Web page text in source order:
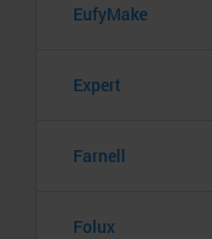
EufyMake
Expert
Farnell
Folux